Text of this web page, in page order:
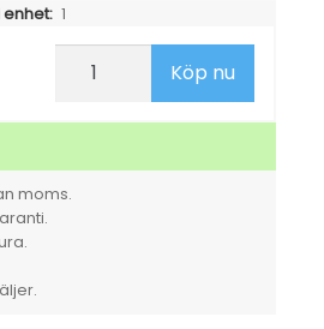
enhet: 1
Sanitetsrent
1l
Köp nu
moms.